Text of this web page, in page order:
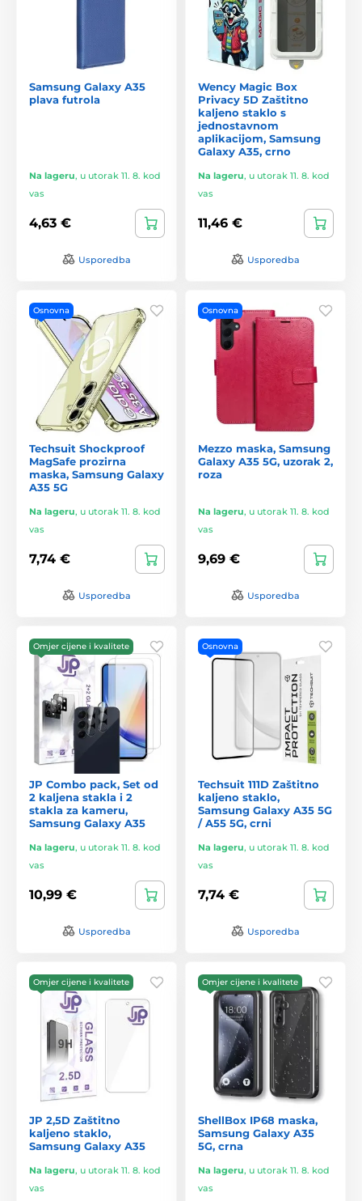
Samsung Galaxy A35
plava futrola
Na lageru, u utorak 11. 8. kod
vas
4,63 €
Usporedba
Wency Magic Box
Privacy 5D Zaštitno
kaljeno staklo s
jednostavnom
aplikacijom, Samsung
Galaxy A35, crno
Na lageru, u utorak 11. 8. kod
vas
11,46 €
Usporedba
Osnovna
Techsuit Shockproof
MagSafe prozirna
maska, Samsung Galaxy
A35 5G
Na lageru, u utorak 11. 8. kod
vas
7,74 €
Usporedba
Osnovna
Mezzo maska, Samsung
Galaxy A35 5G, uzorak 2,
roza
Na lageru, u utorak 11. 8. kod
vas
9,69 €
Usporedba
Omjer cijene i kvalitete
JP Combo pack, Set od
2 kaljena stakla i 2
stakla za kameru,
Samsung Galaxy A35
Na lageru, u utorak 11. 8. kod
vas
10,99 €
Usporedba
Osnovna
Techsuit 111D Zaštitno
kaljeno staklo,
Samsung Galaxy A35 5G
/ A55 5G, crni
Na lageru, u utorak 11. 8. kod
vas
7,74 €
Usporedba
Omjer cijene i kvalitete
JP 2,5D Zaštitno
kaljeno staklo,
Samsung Galaxy A35
Na lageru, u utorak 11. 8. kod
vas
Omjer cijene i kvalitete
ShellBox IP68 maska,
Samsung Galaxy A35
5G, crna
Na lageru, u utorak 11. 8. kod
vas